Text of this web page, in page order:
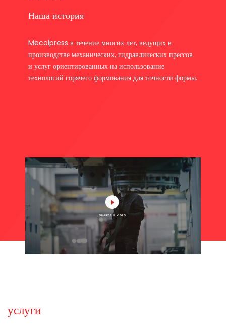
Наша история
Mecolpress в течение многих лет, ведущих в
производстве механических, гидравлических прессов
и услуг ориентированных на использование
технологий горячего формования для точности формы.
услуги